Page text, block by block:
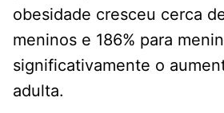
obesidade cresceu cerca
meninos e 186% para
significativamente o
adulta.